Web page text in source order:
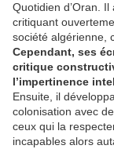
Quotidien d’Oran.
critiquant
société algérienne,
Cependant, ses
critique
l’impertinence
Ensuite, il
colonisation avec
ceux qui la
incapables alors